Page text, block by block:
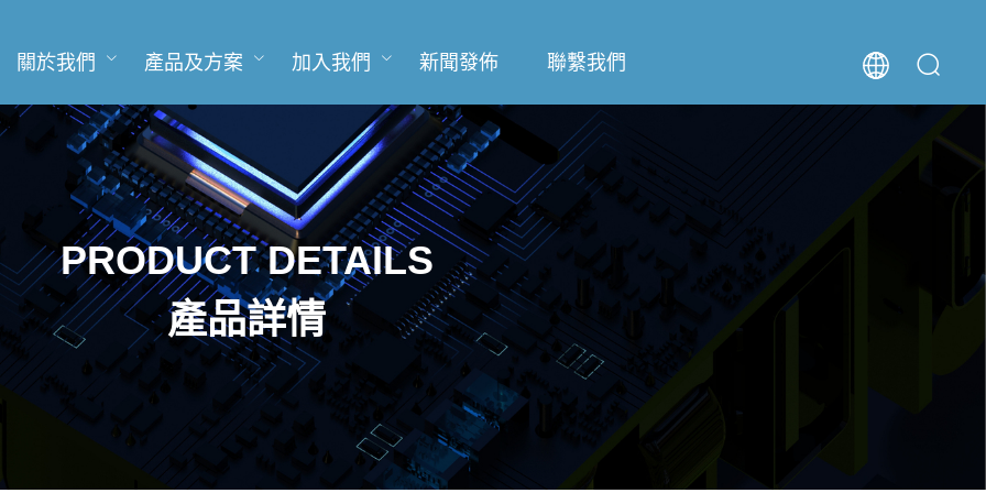
關於我們 產品及方案 加入我們 新聞發佈 聯繫我們
PRODUCT DETAILS
產品詳情